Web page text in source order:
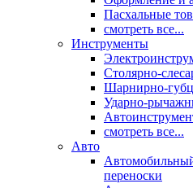
Пасхальные
смотреть все...
Инструменты
Столярно-
Шарнирно-
Ударно-
смотреть все...
Авто
переноски